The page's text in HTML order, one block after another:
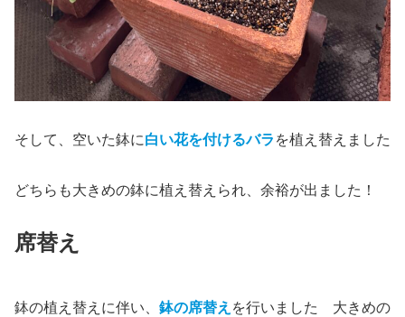
そして、空いた鉢に白い花を付けるバラ を植え替えました
どちらも大きめの鉢に植え替えられ、余裕が出ました！
席替え
鉢の植え替えに伴い、 鉢の席替え を行いました 大きめの